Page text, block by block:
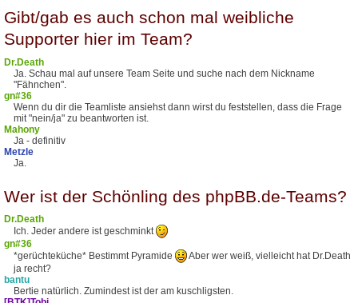
Gibt/gab es auch schon mal weibliche
Supporter hier im Team?
Dr.Death
Ja. Schau mal auf unsere Team Seite und suche nach dem Nickname
"Fähnchen".
gn#36
Wenn du dir die Teamliste ansiehst dann wirst du feststellen, dass die Frage
mit "nein/ja" zu beantworten ist.
Mahony
Ja - definitiv
Metzle
Ja.
Wer ist der Schönling des phpBB.de-Teams?
Dr.Death
Ich. Jeder andere ist geschminkt
gn#36
*gerüchteküche* Bestimmt Pyramide
Aber wer weiß, vielleicht hat Dr.Death
ja recht?
bantu
Bertie natürlich. Zumindest ist der am kuschligsten.